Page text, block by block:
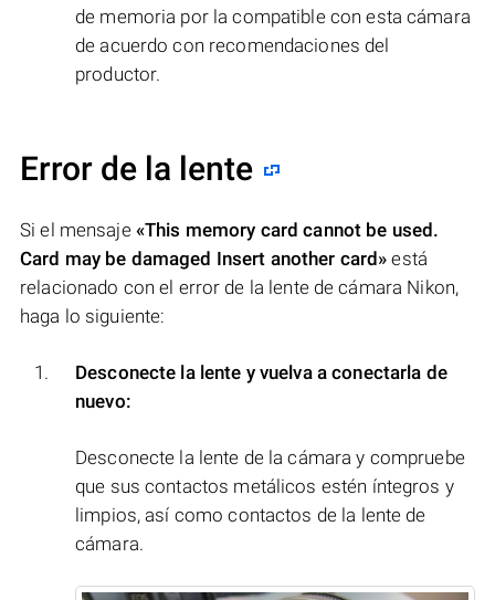
de memoria por la compatible con esta cámara
de acuerdo con recomendaciones del
productor.
Error de la lente
Si el mensaje «This memory card cannot be used.
Card may be damaged Insert another card» está
relacionado con el error de la lente de cámara Nikon,
haga lo siguiente:
Desconecte la lente y vuelva a conectarla de
nuevo:
Desconecte la lente de la cámara y compruebe
que sus contactos metálicos estén íntegros y
limpios, así como contactos de la lente de
cámara.